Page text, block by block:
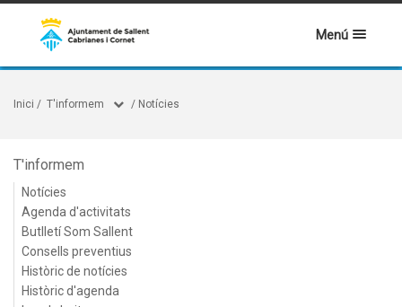
Menú
Inici / T'informem / Notícies
T'informem
Notícies
Agenda d'activitats
Butlletí Som Sallent
Consells preventius
Històric de notícies
Històric d'agenda